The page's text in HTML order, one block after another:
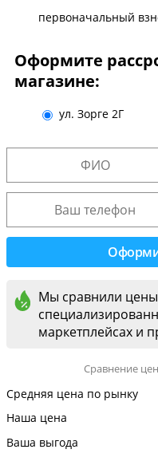
первоначальный
Оформите
магазине:
ул. Зорге 2Г
Мы сравнили цены
маркетплейсах и
Сравнение
Средняя цена по рынку
Наша цена
Ваша выгода